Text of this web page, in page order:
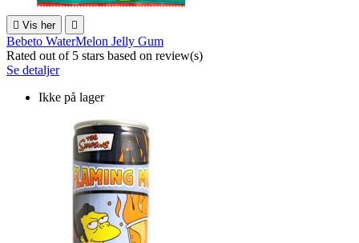
 Vis her 
Bebeto WaterMelon Jelly Gum
Rated out of 5 stars based on review(s)
Se detaljer
Ikke på lager